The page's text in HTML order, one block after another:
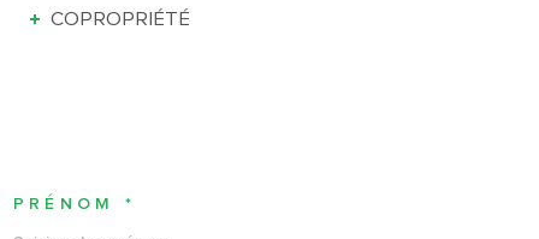
COPROPRIÉTÉ
PRÉNOM *